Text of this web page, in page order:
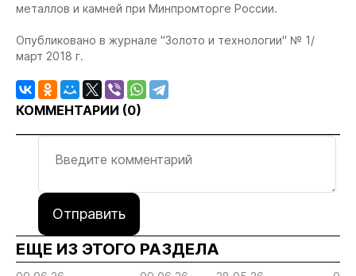
металлов и камней при Минпромторге России.
Опубликовано в журнале "Золото и технологии" № 1/
март 2018 г.
КОММЕНТАРИИ (0)
Отправить
ЕЩЕ ИЗ ЭТОГО РАЗДЕЛА